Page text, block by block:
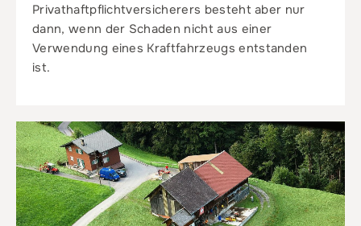
Privathaftpflichtversicherers besteht aber nur
dann, wenn der Schaden nicht aus einer
Verwendung eines Kraftfahrzeugs entstanden
ist.